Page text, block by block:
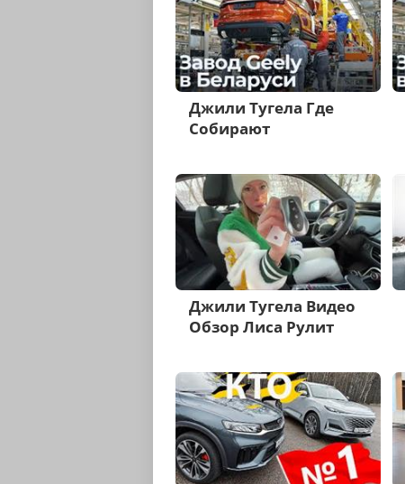
Джили Тугела Где
Собирают
Джили Тугела Видео
Обзор Лиса Рулит